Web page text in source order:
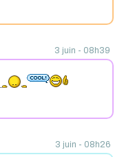
3 juin - 08h39
3 juin - 08h26